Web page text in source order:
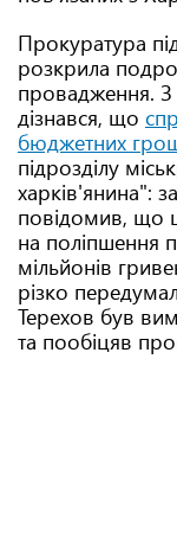
Прокуратура
розкрила
провадження. З
дізнався, що
бюджетних
підрозділу
харків'янина":
повідомив, що
на поліпшення
мільйонів
різко
Терехов був
та пообіцяв